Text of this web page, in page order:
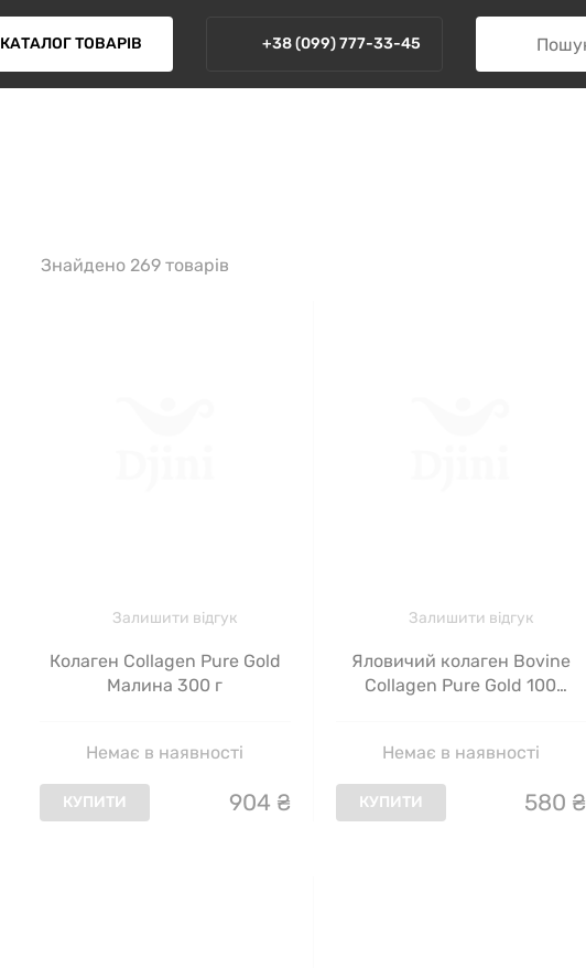
КАТАЛОГ ТОВАРІВ +38 (099) 777-33-45
Знайдено 269 товарів
Залишити відгук
Колаген Collagen Pure Gold
Малина 300 г
Немає в наявності
КУПИТИ 904 ₴
Залишити відгук
Яловичий колаген Bovine
Collagen Pure Gold 100
Немає в наявності
КУПИТИ 580 ₴